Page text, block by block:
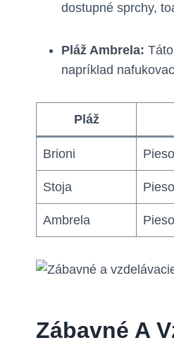
dostupné sprchy,
Pláž Ambrela:
napríklad
Pláž
Brioni
Stoja
Ambrela
Zábavné A